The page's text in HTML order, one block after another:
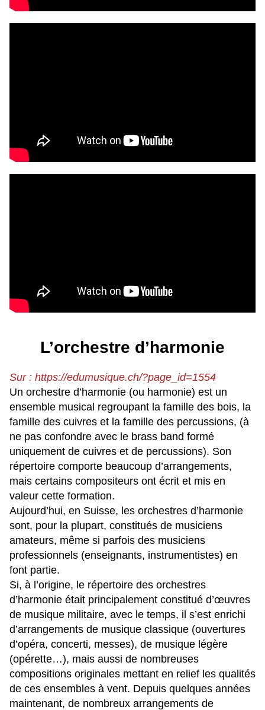
L’orchestre d’harmonie
Sur : https://edumusique.ch/?page_id=1554
Un orchestre d’harmonie (ou harmonie) est un
ensemble musical regroupant la famille des bois, la
famille des cuivres et la famille des percussions, (à
ne pas confondre avec le brass band formé
uniquement de cuivres et de percussions). Son
répertoire comporte beaucoup d’arrangements,
mais certains compositeurs ont écrit et mis en
valeur cette formation.
Aujourd’hui, en Suisse, les orchestres d’harmonie
sont, pour la plupart, constitués de musiciens
amateurs, même si parfois des musiciens
professionnels (enseignants, instrumentistes) en
font partie.
Si, à l’origine, le répertoire des orchestres
d’harmonie était principalement constitué d’œuvres
de musique militaire, avec le temps, il s’est enrichi
d’arrangements de musique classique (ouvertures
d’opéra, concerti, messes), de musique légère
(opérette…), mais aussi de nombreuses
compositions originales mettant en relief les qualités
de ces ensembles à vent. Depuis quelques années
maintenant, de nombreux arrangements de